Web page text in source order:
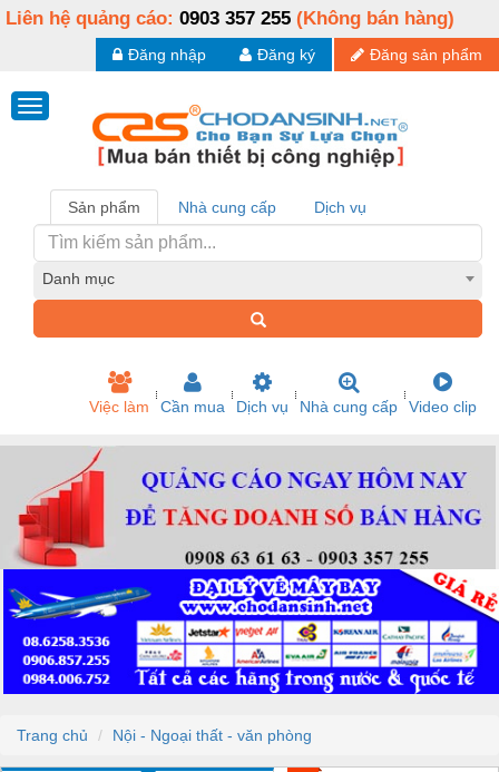
Liên hệ quảng cáo: 0903 357 255 (Không bán hàng)
Đăng sản phẩm
Đăng ký
Đăng nhập
Sản phẩm Nhà cung cấp Dịch vụ
Danh mục
Việc làm Cần mua Dịch vụ Nhà cung cấp Video clip
Trang chủ Nội - Ngoại thất - văn phòng